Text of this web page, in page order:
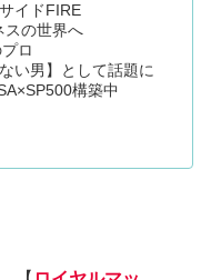
イドFIRE
スの世界へ
ロ
い男】として話題に
構築中